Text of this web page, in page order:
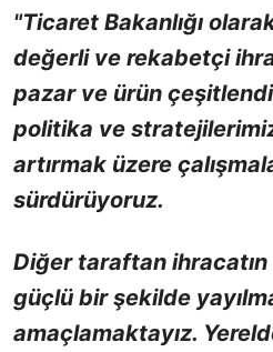
"Ticaret Bakanlığı
değerli ve rekabetçi
pazar ve ürün
politika ve
artırmak üzere
sürdürüyoruz.
Diğer taraftan ihracatın
güçlü bir şekilde
amaçlamaktayız.